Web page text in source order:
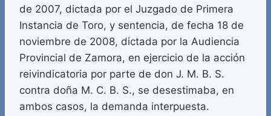
de 2007, dictada por el Juzgado de Primera
Instancia de Toro, y sentencia, de fecha 18 de
noviembre de 2008, dictada por la Audiencia
Provincial de Zamora, en ejercicio de la acción
reivindicatoria por parte de don J. M. B. S.
contra doña M. C. B. S., se desestimaba, en
ambos casos, la demanda interpuesta.